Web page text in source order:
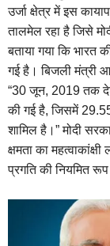
उर्जा क्षेत्र में इस
तालमेल रहा है जिसे
बताया गया कि भारत
गई है। बिजली मंत्री
“30 जून, 2019 तक देश
की गई है, जिसमें 29.55
शामिल है।” मोदी
क्षमता का
प्रगति की नियमित रूप